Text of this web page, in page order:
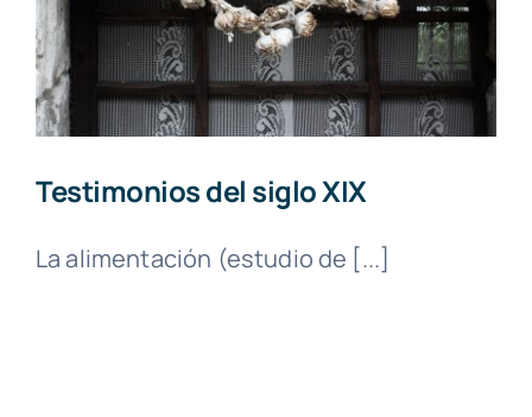
Euskara
Testimonios del siglo XIX
La alimentación (estudio de [...]